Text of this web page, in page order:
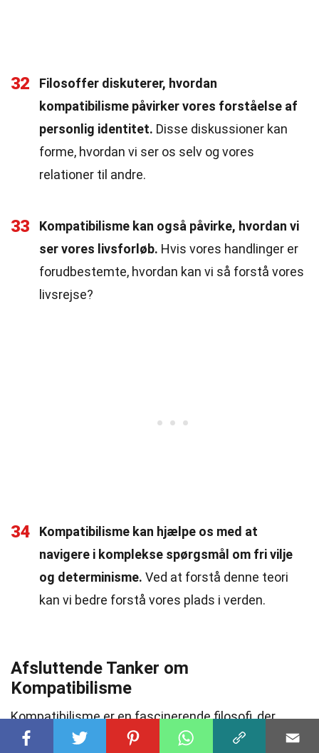
32
Filosoffer diskuterer, hvordan
kompatibilisme påvirker vores forståelse af
personlig identitet. Disse diskussioner kan
forme, hvordan vi ser os selv og vores
relationer til andre.
33
Kompatibilisme kan også påvirke, hvordan vi
ser vores livsforløb. Hvis vores handlinger er
forudbestemte, hvordan kan vi så forstå vores
livsrejse?
34
Kompatibilisme kan hjælpe os med at
navigere i komplekse spørgsmål om fri vilje
og determinisme. Ved at forstå denne teori
kan vi bedre forstå vores plads i verden.
Afsluttende Tanker om
Kompatibilisme
Kompatibilisme er en fascinerende filosofi, der
forsøger at forene
fri vilje meddeterminisme . Det